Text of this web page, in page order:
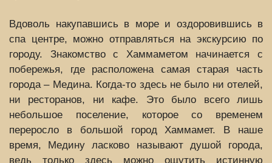
Вдоволь накупавшись в море и оздоровившись в
спа центре, можно отправляться на экскурсию по
городу. Знакомство с Хаммаметом начинается с
побережья, где расположена самая старая часть
города – Медина. Когда-то здесь не было ни отелей,
ни ресторанов, ни кафе. Это было всего лишь
небольшое поселение, которое со временем
переросло в большой город Хаммамет. В наше
время, Медину ласково называют душой города,
ведь только здесь можно ощутить истинную